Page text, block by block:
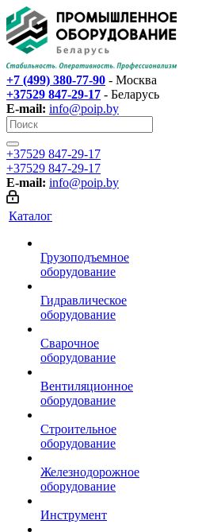
+7 (499) 380-77-90 - Москва
+37529 847-29-17‬ - Беларусь
E-mail: info@poip.by
+37529 847-29-17‬
+37529 847-29-17‬
E-mail: info@poip.by
Каталог
Грузоподъемное
оборудование
Гидравлическое
оборудование
Сварочное
оборудование
Вентиляционное
оборудование
Строительное
оборудование
Железнодорожное
оборудование
Инструмент